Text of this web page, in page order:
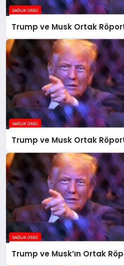
Trump ve Musk Ortak
Trump ve Musk Ortak
Trump ve Musk’ın Ortak